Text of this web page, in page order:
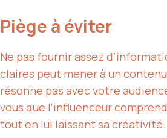
Piège à éviter
Ne pas fournir assez
claires peut mener à un
résonne pas avec votre
vous que l’influenceur
tout en lui laissant sa créativité.